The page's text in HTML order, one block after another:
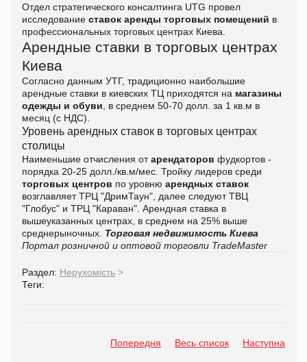
Отдел стратегического консалтинга UTG провел
исследование ставок аренды торговых помещений в
профессиональных торговых центрах Киева.
Арендные ставки в торговых центрах
Киева
Согласно данным УТГ, традиционно наибольшие
арендные ставки в киевских ТЦ приходятся на магазины
одежды и обуви , в среднем 50-70 долл. за 1 кв.м в
месяц (с НДС).
Уровень арендных ставок в торговых центрах
столицы
Наименьшие отчисления отарендаторов фудкортов -
порядка 20-25 долл./кв.м/мес. Тройку лидеров среди
торговых центров по уровню арендных ставок
возглавляет ТРЦ "ДримТаун", далее следуют ТВЦ
"Глобус" и ТРЦ "Караван". Арендная ставка в
вышеуказанных центрах, в среднем на 25% выше
среднерыночных. Торговая недвижимость Киева
Портал розничной и оптовой торговли TradeMaster
Раздел: Нерухомість >
Теги:
Попередня Весь список Наступна